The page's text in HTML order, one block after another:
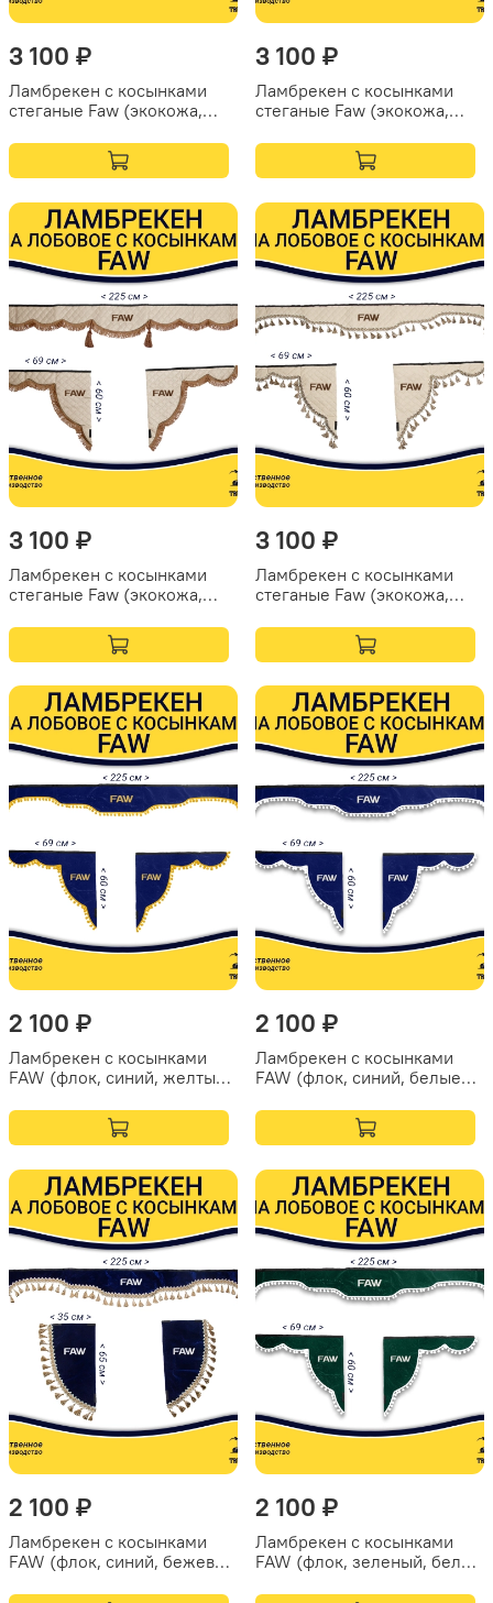
3 100 ₽
Ламбрекен с косынками
стеганые Faw (экокожа,
3 100 ₽
Ламбрекен с косынками
стеганые Faw (экокожа,
3 100 ₽
Ламбрекен с косынками
стеганые Faw (экокожа,
кисточки)
3 100 ₽
Ламбрекен с косынками
стеганые Faw (экокожа,
кисточки)
2 100 ₽
Ламбрекен с косынками
FAW (флок, синий, желтые
2 100 ₽
Ламбрекен с косынками
FAW (флок, синий, белые
2 100 ₽
Ламбрекен с косынками
FAW (флок, синий, бежевые
2 100 ₽
Ламбрекен с косынками
FAW (флок, зеленый, белые